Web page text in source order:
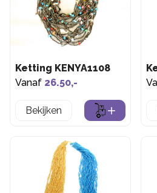
Ketting KENYA1108
Vanaf 26.50,-
Bekijken